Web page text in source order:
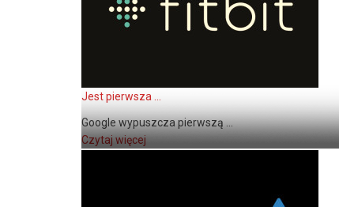
Jest pierwsza ...
Google wypuszcza pierwszą ...
Czytaj więcej